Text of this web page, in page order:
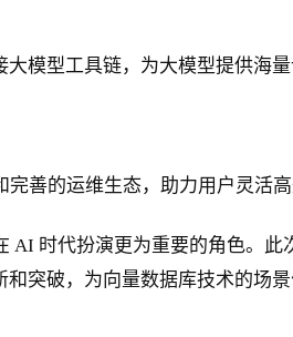
模型工具链，为大模型提供海
善的运维生态，助力用户灵活
AI 时代扮演更为重要的角色。
突破，为向量数据库技术的场